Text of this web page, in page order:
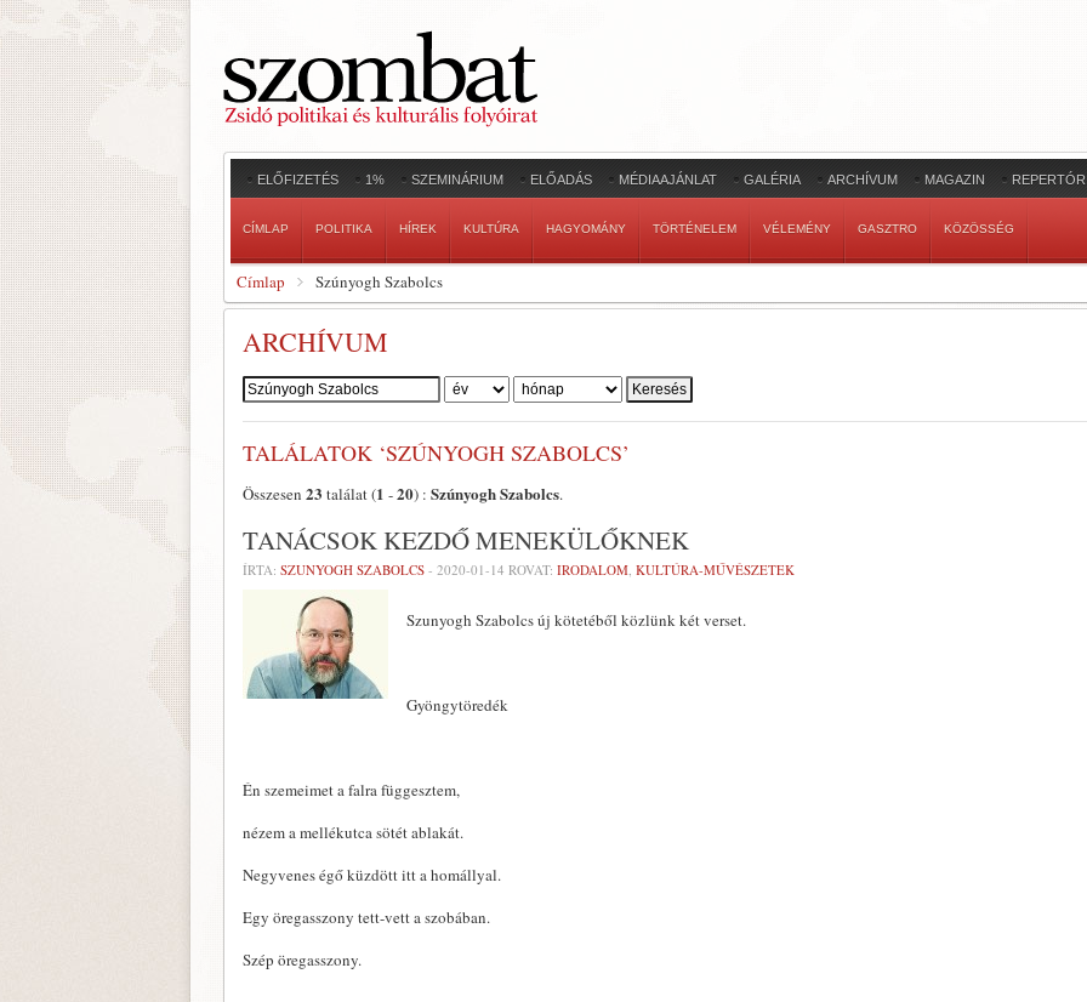
ELŐFIZETÉS 1% SZEMINÁRIUM ELŐADÁS MÉDIAAJÁNLAT GALÉRIA ARCHÍVUM MAGAZIN
CÍMLAP POLITIKA HÍREK KULTÚRA HAGYOMÁNY TÖRTÉNELEM VÉLEMÉNY GASZTRO KÖZÖSSÉG
Címlap Szúnyogh Szabolcs
ARCHÍVUM
Szerző:
TALÁLATOK ‘SZÚNYOGH SZABOLCS’
Összesen 23 találat (1 -20) : Szúnyogh Szabolcs.
TANÁCSOK KEZDŐ MENEKÜLŐKNEK
ÍRTA: SZUNYOGH SZABOLCS - 2020-01-14 ROVAT: IRODALOM, KULTÚRA-MŰVÉSZETEK
Szunyogh Szabolcs új kötetéből közlünk két verset.
Gyöngytöredék
Én szemeimet a falra függesztem,
nézem a mellékutca sötét ablakát.
Negyvenes égő küzdött itt a homállyal.
Egy öregasszony tett-vett a szobában.
Szép öregasszony.